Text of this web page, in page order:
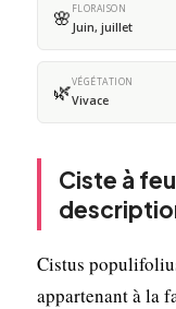
🌸 FLORAISON
Juin, juillet
🌿VÉGÉTATION
Vivace
Ciste à
Cistus
appartenant à la